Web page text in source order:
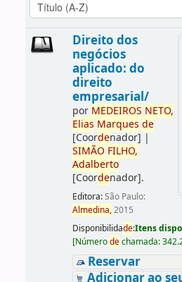
Direito dos
negócios
aplicado: do
direito
empresarial/
por MEDEIROS NETO,
Elias Marques de
[Coordenador] |
SIMÃO FILHO,
Adalberto
[Coordenador].
Editora:São Paulo:
Almedina,2015
Disponibilidade:Itens
[Númerodechamada:
Reservar
Adicionar ao